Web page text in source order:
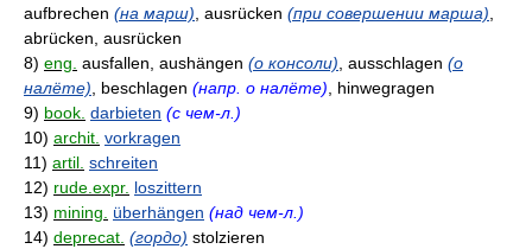
aufbrechen (на марш), ausrücken (при совершении марша),
abrücken, ausrücken
8) eng. ausfallen, aushängen (о консоли), ausschlagen (о
налёте), beschlagen (напр. о налёте), hinwegragen
9) book. darbieten (с чем-л.)
10) archit. vorkragen
11) artil. schreiten
12) rude.expr. loszittern
13) mining. überhängen (над чем-л.)
14) deprecat. (гордо) stolzieren